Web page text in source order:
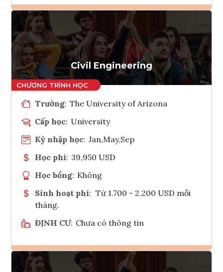
Ghi danh
Tham vấn Interlink
Civil Engineering
Trường: The University of Arizona
Cấp học: University
Kỳ nhập học: Jan,May,Sep
Học phí: 39,950 USD
Học bổng: Không
Sinh hoạt phí: Từ 1.700 - 2.200 USD mỗi
tháng.
ĐỊNH CƯ: Chưa có thông tin
Ghi danh